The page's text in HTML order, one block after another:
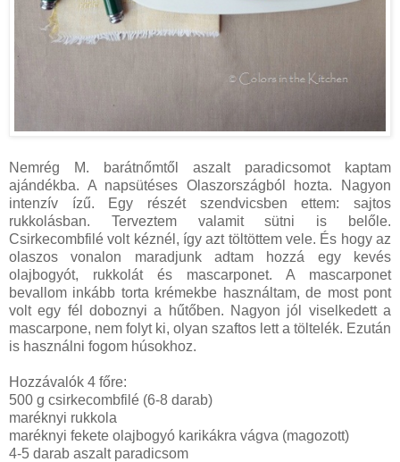
Nemrég M. barátnőmtől aszalt paradicsomot kaptam
ajándékba. A napsütéses Olaszországból hozta. Nagyon
intenzív ízű. Egy részét szendvicsben ettem: sajtos
rukkolásban. Terveztem valamit sütni is belőle.
Csirkecombfilé volt kéznél, így azt töltöttem vele. És hogy az
olaszos vonalon maradjunk adtam hozzá egy kevés
olajbogyót, rukkolát és mascarponet. A mascarponet
bevallom inkább torta krémekbe használtam, de most pont
volt egy fél doboznyi a hűtőben. Nagyon jól viselkedett a
mascarpone, nem folyt ki, olyan szaftos lett a töltelék. Ezután
is használni fogom húsokhoz.
Hozzávalók 4 főre:
500 g csirkecombfilé (6-8 darab)
maréknyi rukkola
maréknyi fekete olajbogyó karikákra vágva (magozott)
4-5 darab aszalt paradicsom